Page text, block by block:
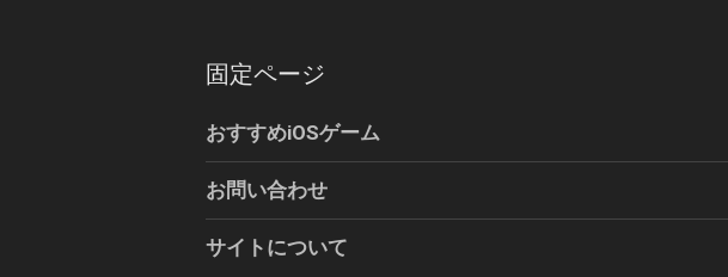
固定ページ
おすすめiOSゲーム
お問い合わせ
サイトについて